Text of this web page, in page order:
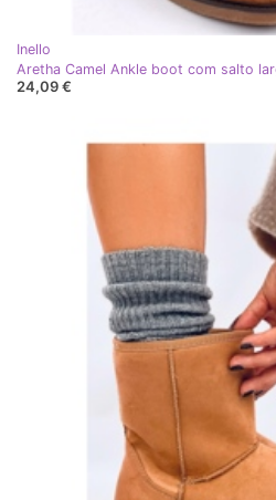
Inello
Aretha Camel Ankle boot com salto
24,09 €